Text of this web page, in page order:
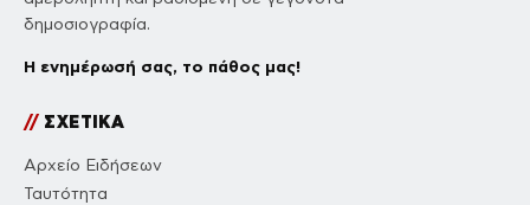
δημοσιογραφία.
Η ενημέρωσή σας, το πάθος μας!
//ΣΧΕΤΙΚΑ
Αρχείο Ειδήσεων
Ταυτότητα